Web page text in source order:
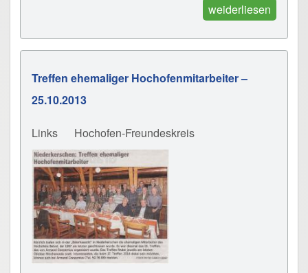
weiderliesen
Treffen ehemaliger Hochofenmitarbeiter –
25.10.2013
Links Hochofen-Freundeskreis